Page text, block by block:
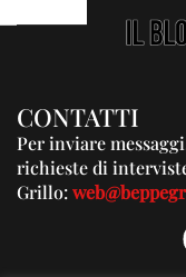
CONTATTI
Per inviare
richieste di
Grillo: